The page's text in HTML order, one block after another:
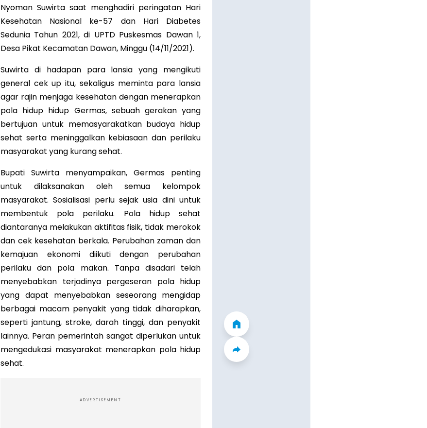
Nyoman Suwirta saat menghadiri peringatan Hari
Kesehatan Nasional ke-57 dan Hari Diabetes
Sedunia Tahun 2021, di UPTD Puskesmas Dawan 1,
Desa Pikat Kecamatan Dawan, Minggu (14/11/2021).
Suwirta di hadapan para lansia yang mengikuti
general cek up itu, sekaligus meminta para lansia
agar rajin menjaga kesehatan dengan menerapkan
pola hidup hidup Germas, sebuah gerakan yang
bertujuan untuk memasyarakatkan budaya hidup
sehat serta meninggalkan kebiasaan dan perilaku
masyarakat yang kurang sehat.
Bupati Suwirta menyampaikan, Germas penting
untuk dilaksanakan oleh semua kelompok
masyarakat. Sosialisasi perlu sejak usia dini untuk
membentuk pola perilaku. Pola hidup sehat
diantaranya melakukan aktifitas fisik, tidak merokok
dan cek kesehatan berkala. Perubahan zaman dan
kemajuan ekonomi diikuti dengan perubahan
perilaku dan pola makan. Tanpa disadari telah
menyebabkan terjadinya pergeseran pola hidup
yang dapat menyebabkan seseorang mengidap
berbagai macam penyakit yang tidak diharapkan,
seperti jantung, stroke, darah tinggi, dan penyakit
lainnya. Peran pemerintah sangat diperlukan untuk
mengedukasi masyarakat menerapkan pola hidup
sehat.
ADVERTISEMENT